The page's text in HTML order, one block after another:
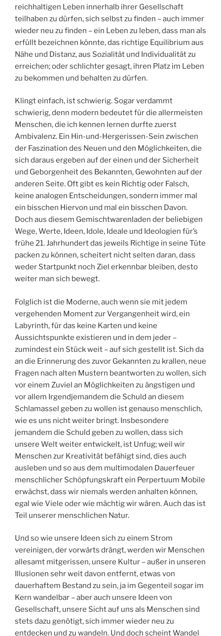
reichhaltigen Leben innerhalb ihrer Gesellschaft
teilhaben zu dürfen, sich selbst zu finden – auch immer
wieder neu zu finden – ein Leben zu leben, dass man als
erfüllt bezeichnen könnte, das richtige Equilibrium aus
Nähe und Distanz, aus Sozialität und Individualität zu
erreichen; oder schlichter gesagt, ihren Platz im Leben
zu bekommen und behalten zu dürfen.
Klingt einfach, ist schwierig. Sogar verdammt
schwierig, denn modern bedeutet für die allermeisten
Menschen, die ich kennen lernen durfte zuerst
Ambivalenz. Ein Hin-und-Hergerissen-Sein zwischen
der Faszination des Neuen und den Möglichkeiten, die
sich daraus ergeben auf der einen und der Sicherheit
und Geborgenheit des Bekannten, Gewohnten auf der
anderen Seite. Oft gibt es kein Richtig oder Falsch,
keine analogen Entscheidungen, sondern immer mal
ein bisschen Hiervon und mal ein bisschen Davon.
Doch aus diesem Gemischtwarenladen der beliebigen
Wege, Werte, Ideen, Idole, Ideale und Ideologien für’s
frühe 21. Jahrhundert das jeweils Richtige in seine Tüte
packen zu können, scheitert nicht selten daran, dass
weder Startpunkt noch Ziel erkennbar bleiben, desto
weiter man sich bewegt.
Folglich ist die Moderne, auch wenn sie mit jedem
vergehenden Moment zur Vergangenheit wird, ein
Labyrinth, für das keine Karten und keine
Aussichtspunkte existieren und in dem jeder –
zumindest ein Stück weit – auf sich gestellt ist. Sich da
an die Erinnerung des zuvor Gekannten zu krallen, neue
Fragen nach alten Mustern beantworten zu wollen, sich
vor einem Zuviel an Möglichkeiten zu ängstigen und
vor allem Irgendjemandem die Schuld an diesem
Schlamassel geben zu wollen ist genauso menschlich,
wie es uns nicht weiter bringt. Insbesondere
jemandem die Schuld geben zu wollen, dass sich
unsere Welt weiter entwickelt, ist Unfug; weil wir
Menschen zur Kreativität befähigt sind, dies auch
ausleben und so aus dem multimodalen Dauerfeuer
menschlicher Schöpfungskraft ein Perpertuum Mobile
erwächst, dass wir niemals werden anhalten können,
egal wie Viele oder wie mächtig wir wären. Auch das ist
Teil unserer menschlichen Natur.
Und so wie unsere Ideen sich zu einem Strom
vereinigen, der vorwärts drängt, werden wir Menschen
allesamt mitgerissen, unsere Kultur – außer in unseren
Illusionen sehr weit davon entfernt, etwas von
dauerhaftem Bestand zu sein, ja im Gegenteil sogar im
Kern wandelbar – aber auch unsere Ideen von
Gesellschaft, unsere Sicht auf uns als Menschen sind
stets dazu genötigt, sich immer wieder neu zu
entdecken und zu wandeln. Und doch scheint Wandel